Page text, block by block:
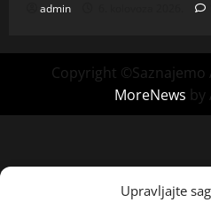
Upravljajte
admin
Copyright ©Saznajemo
MoreNews by